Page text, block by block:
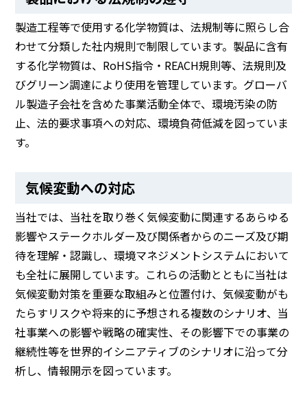
製造工程等で使用する化学物質は、法規制等に照らし合
わせて分類した社内規則で制限しています。製品に含有
する化学物質は、RoHS指令・REACH規則等、法規則及
びグリーン調達により使用を管理しています。グローバ
ル製造子会社を含めた事業活動全体で、環境汚染の防
止、法的要求事項への対応、環境負荷低減を図っていま
す。
気候変動への対応
当社では、当社を取り巻く気候変動に関連するあらゆる
影響やステークホルダー及び関係者からのニーズ及び期
待を理解・認識し、環境マネジメントシステムにおいて
も全社に展開しています。これらの活動とともに当社は
気候変動対策を重要な取組みと位置付け、気候変動がも
たらすリスクや将来的に予想される複数のシナリオ、当
社事業への影響や戦略の確実性、その影響下での事業の
継続性等を世界的イシニアティブのシナリオに沿って分
析し、情報開示を図っています。